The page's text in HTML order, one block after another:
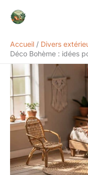
Accueil
Divers
Déco Bohème : idées